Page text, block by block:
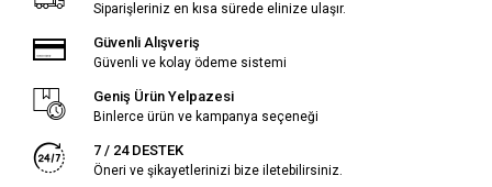
Siparişleriniz en kısa sürede elinize ulaşır.
Güvenli Alışveriş
Güvenli ve kolay ödeme sistemi
Geniş Ürün Yelpazesi
Binlerce ürün ve kampanya seçeneği
7 / 24 DESTEK
Öneri ve şikayetlerinizi bize iletebilirsiniz.